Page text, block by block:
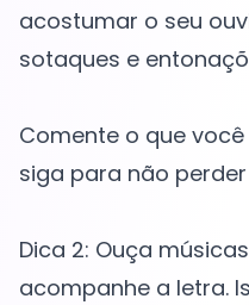
acostumar o seu
sotaques e
Comente o que
siga para não
Dica 2: Ouça
acompanhe a letra.